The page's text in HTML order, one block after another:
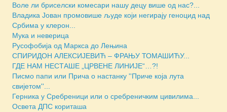
Воле ли бриселски комесари нашу децу више од нас?...
Владика Јован промовише људе који негирају геноцид над
Србима у клерон...
Мука и неверица
Русофобија од Маркса до Лењина
СПИРИДОН АЛЕКСИЈЕВИЋ – ФРАЊУ ТОМАШИЋУ...
ГДЕ НАМ НЕСТАШЕ „ЦРВЕНЕ ЛИНИЈЕ“…?!
Писмо папи или Прича о настанку ''Приче која лута
свијетом''...
Герника у Сребреници или о сребреничким цивилима...
Освета ДПС кориташа